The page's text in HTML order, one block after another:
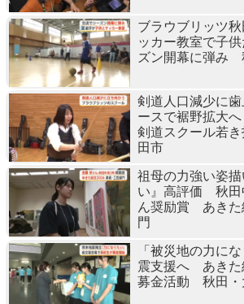
ブラウブリッツ
ッカー教室で子
ズン開幕に弾み
剣道人口減少に
ースで裾野拡大
剣道スクール若
田市
祖母の力強い姿
い』高評価 秋田
ん奨励賞 あきた
門
「被災地の力に
震支援へ あきた
募金活動 秋田・